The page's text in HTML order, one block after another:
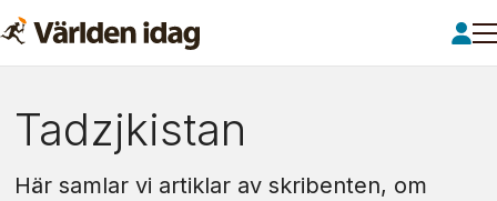
Om:
tadzjkistan
Tadzjkistan
Här samlar vi artiklar av skribenten, om